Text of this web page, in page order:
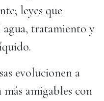
leyes que
tratamiento y
evolucionen a
amigables con